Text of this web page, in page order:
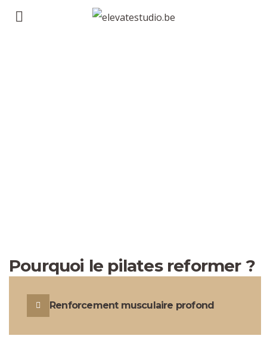
Pourquoi le pilates reformer ?
Renforcement musculaire profond